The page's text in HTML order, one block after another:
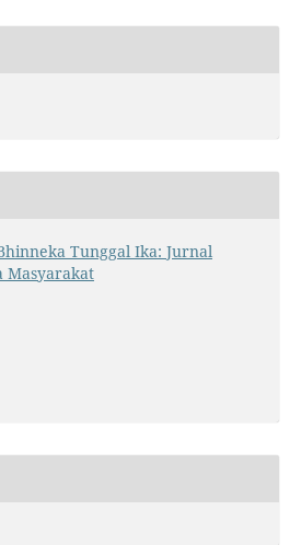
Tunggal Ika: Jurnal
Masyarakat